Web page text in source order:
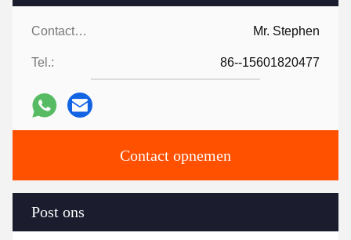
Contactpersonen: Mr. Stephen
Tel.: 86--15601820477
Contact opnemen
Post ons